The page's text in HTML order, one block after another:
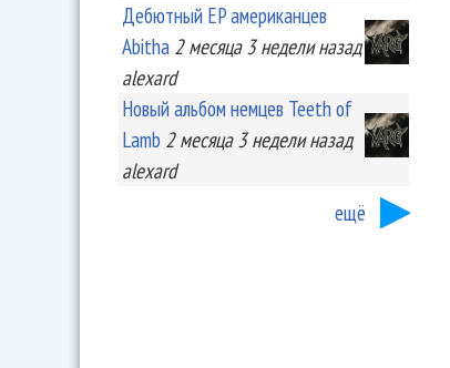
Дебютный EP американцев
Abitha 2 месяца 3 неделиназад
alexard
Новый альбом немцев Teeth of
Lamb 2 месяца 3 неделиназад
alexard
ещё